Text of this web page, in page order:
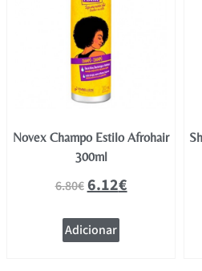
Novex Champo Estilo Afrohair
300ml
6.80€ 6.12€
Adicionar